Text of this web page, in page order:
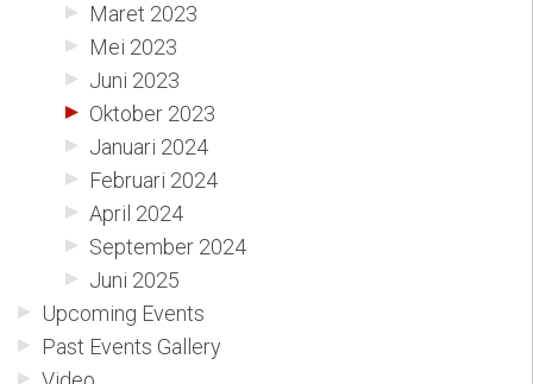
Maret 2023
Mei 2023
Juni 2023
Oktober 2023
Januari 2024
Februari 2024
April 2024
September 2024
Juni 2025
Upcoming Events
Past Events Gallery